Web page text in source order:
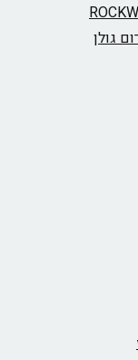
גולן